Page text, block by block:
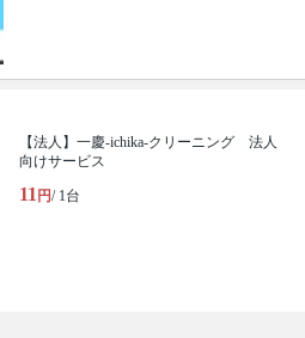
【法人】一慶-ichika-クリーニング 法人
向けサービス
11 円/ 1台